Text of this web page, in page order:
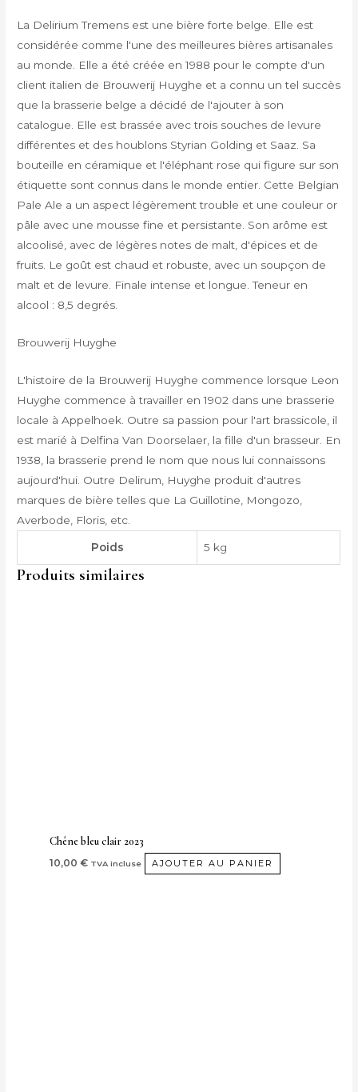
La Delirium Tremens est une bière forte belge. Elle est
considérée comme l'une des meilleures bières artisanales
au monde. Elle a été créée en 1988 pour le compte d'un
client italien de Brouwerij Huyghe et a connu un tel succès
que la brasserie belge a décidé de l'ajouter à son
catalogue. Elle est brassée avec trois souches de levure
différentes et des houblons Styrian Golding et Saaz. Sa
bouteille en céramique et l'éléphant rose qui figure sur son
étiquette sont connus dans le monde entier. Cette Belgian
Pale Ale a un aspect légèrement trouble et une couleur or
pâle avec une mousse fine et persistante. Son arôme est
alcoolisé, avec de légères notes de malt, d'épices et de
fruits. Le goût est chaud et robuste, avec un soupçon de
malt et de levure. Finale intense et longue. Teneur en
alcool : 8,5 degrés.
Brouwerij Huyghe
L'histoire de la Brouwerij Huyghe commence lorsque Leon
Huyghe commence à travailler en 1902 dans une brasserie
locale à Appelhoek. Outre sa passion pour l'art brassicole, il
est marié à Delfina Van Doorselaer, la fille d'un brasseur. En
1938, la brasserie prend le nom que nous lui connaissons
aujourd'hui. Outre Delirum, Huyghe produit d'autres
marques de bière telles que La Guillotine, Mongozo,
Averbode, Floris, etc.
Poids 5 kg
Produits similaires
Chêne bleu clair 2023
10,00€ TVA incluse AJOUTER AU PANIER